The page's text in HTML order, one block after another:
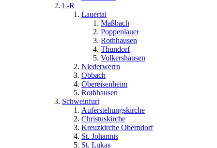
L-R
Lauertal
Maßbach
Poppenlauer
Rothhausen
Thundorf
Volkershausen
Niederwerrn
Obbach
Obereisenheim
Rothhausen
Schweinfurt
Auferstehungskirche
Christuskirche
Kreuzkirche Oberndorf
St. Johannis
St. Lukas